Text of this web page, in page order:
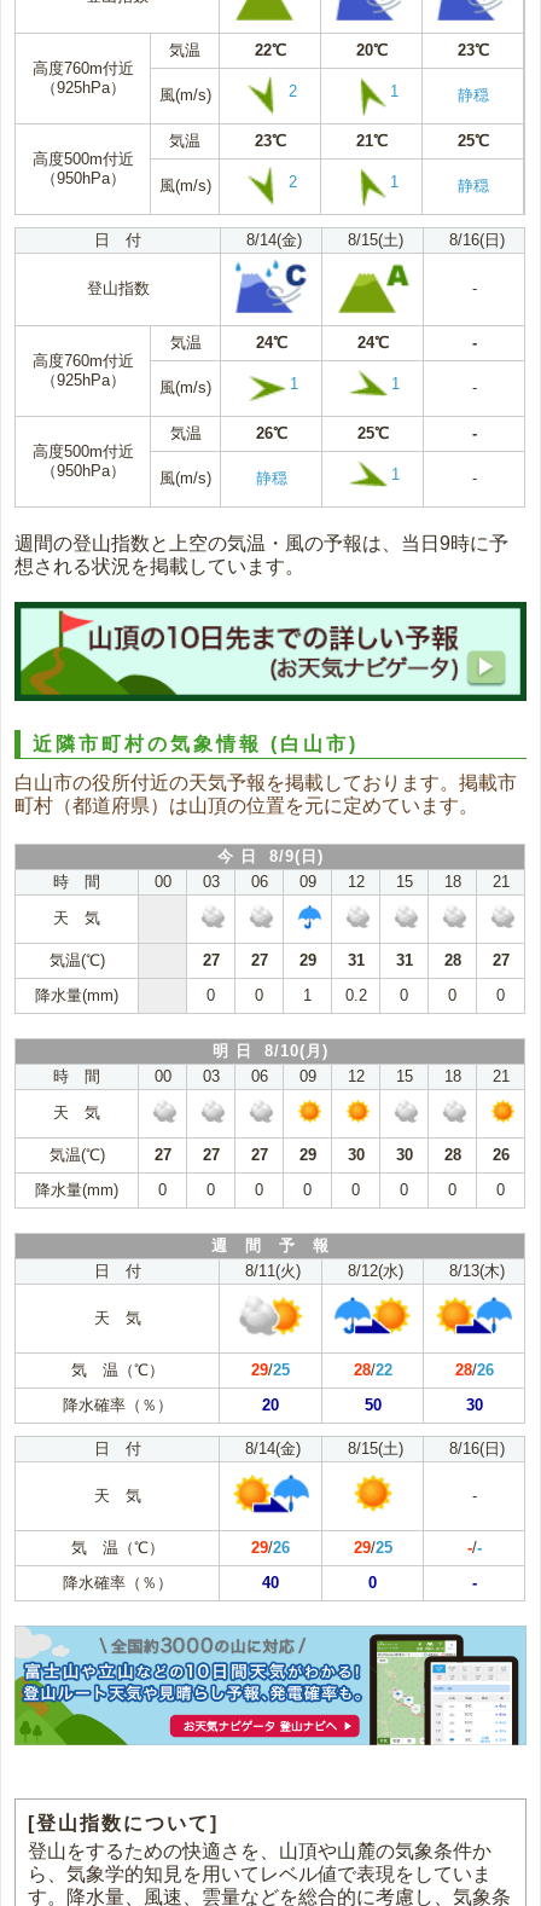
高度760m付近
（925hPa）
気温 22℃ 20℃ 23℃
風(m/s) 2 1 静穏
高度500m付近
（950hPa）
気温 23℃ 21℃ 25℃
風(m/s) 2 1 静穏
日 付 8/14(金) 8/15(土) 8/16(日)
登山指数 -
高度760m付近
（925hPa）
気温 24℃ 24℃ -
風(m/s) 1 1 -
高度500m付近
（950hPa）
気温 26℃ 25℃ -
風(m/s) 静穏 1 -
週間の登山指数と上空の気温・風の予報は、当日9時に予
想される状況を掲載しています。
近隣市町村の気象情報(白山市)
白山市の役所付近の天気予報を掲載しております。掲載市
町村（都道府県）は山頂の位置を元に定めています。
今 日 8/9(日)
時 間
00 03 06 09 12 15 18
21
天 気
気温(℃) 27 27 29 31 31 28
27
降水量(mm)
0 0 1 0.2 0 0 0
明 日 8/10(月)
時 間
00 03 06 09 12 15 18
21
天 気
気温(℃) 27 27 27 29 30 30 28
26
降水量(mm)
0 0 0 0 0 0 0 0
週 間 予 報
日 付
8/11(火) 8/12(水) 8/13(木)
天 気
気 温（℃） 29/25 28/22 28/26
降水確率（％）
20 50 30
日 付 8/14(金) 8/15(土) 8/16(日)
天 気 -
気 温（℃） 29/26 29/25 -/-
降水確率（％）
40 0 -
[登山指数について]
登山をするための快適さを、山頂や山麓の気象条件か
ら、気象学的知見を用いてレベル値で表現をしていま
す。降水量、風速、雲量などを総合的に考慮し、気象条